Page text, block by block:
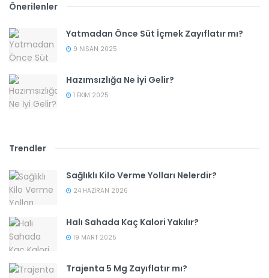
Önerilenler
Yatmadan Önce Süt İçmek Zayıflatır mı?
9 NISAN 2025
Hazımsızlığa Ne İyi Gelir?
1 EKIM 2025
Trendler
Sağlıklı Kilo Verme Yolları Nelerdir?
24 HAZIRAN 2026
Halı Sahada Kaç Kalori Yakılır?
19 MART 2025
Trajenta 5 Mg Zayıflatır mı?